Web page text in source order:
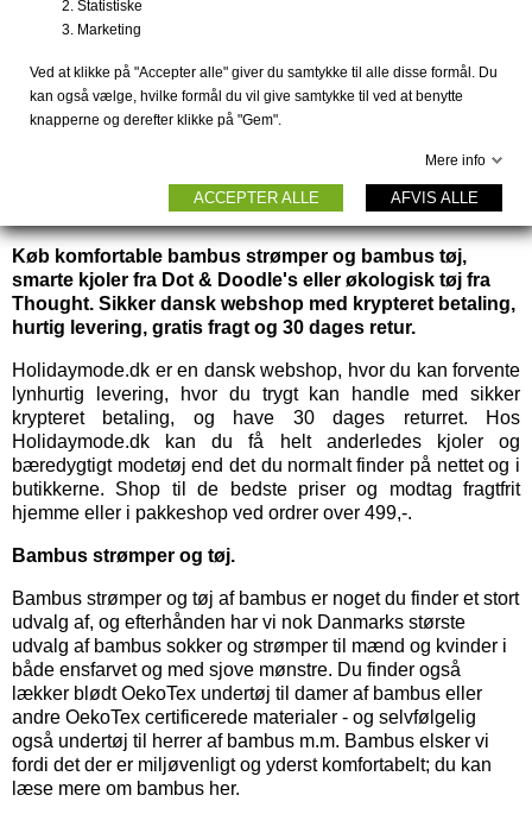
Anderledes slow fashion til kvinder og mænd, samt
farverige kjoler fra Dot & Doodle's.
Køb komfortable bambus strømper og bambus tøj,
smarte kjoler fra Dot & Doodle's eller økologisk tøj fra
Thought. Sikker dansk webshop med krypteret betaling,
hurtig levering, gratis fragt og 30 dages retur.
Holidaymode.dk er en dansk webshop, hvor du kan forvente
lynhurtig levering, hvor du trygt kan handle med sikker
krypteret betaling, og have 30 dages returret. Hos
Holidaymode.dk kan du få helt anderledes kjoler og
bæredygtigt modetøj end det du normalt finder på nettet og i
butikkerne. Shop til de bedste priser og modtag fragtfrit
hjemme eller i pakkeshop ved ordrer over 499,-.
Bambus strømper og tøj.
Bambus strømper og tøj af bambus er noget du finder et stort
udvalg af, og efterhånden har vi nok Danmarks største
udvalg af bambus sokker og strømper til mænd og kvinder i
både ensfarvet og med sjove mønstre. Du finder også
lækker blødt OekoTex undertøj til damer af bambus eller
andre OekoTex certificerede materialer - og selvfølgelig
også undertøj til herrer af bambus m.m. Bambus elsker vi
fordi det der er miljøvenligt og yderst komfortabelt; du kan
læse mere om bambus her.
Statistiske
Marketing
Ved at klikke på "Accepter alle" giver du samtykke til alle disse formål. Du
kan også vælge, hvilke formål du vil give samtykke til ved at benytte
knapperne og derefter klikke på "Gem".
Mere info
ACCEPTER ALLE AFVIS ALLE